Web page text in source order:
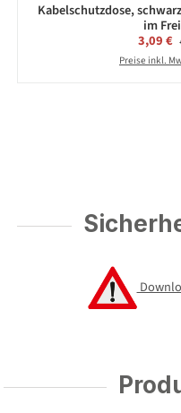
Kabelschutzdose,
im
3,09 €
Preise inkl.